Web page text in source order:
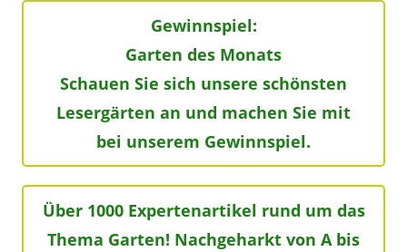
Gewinnspiel:
Garten des Monats
Schauen Sie sich unsere schönsten
Lesergärten an und machen Sie mit
bei unserem Gewinnspiel.
Über 1000 Expertenartikel rund um das
Thema Garten! Nachgeharkt von A bis